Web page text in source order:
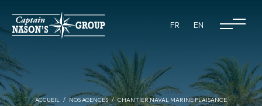
FR EN
ACCUEIL NOS AGENCES CHANTIER NAVAL MARINE PLAISANCE